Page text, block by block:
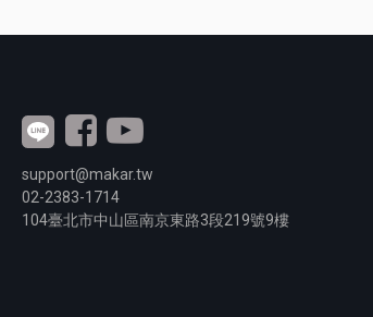
support@makar.tw
02-2383-1714
104臺北市中山區南京東路3段219號9樓